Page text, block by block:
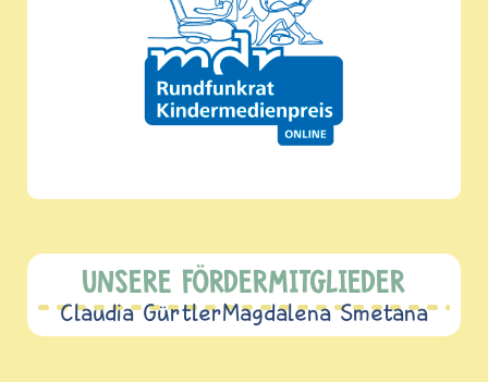
UNSERE FÖRDERMITGLIEDER
Claudia GürtlerMagdalena Smetana